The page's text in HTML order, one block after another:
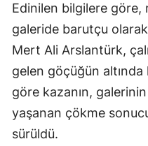
Edinilen bilgilere göre,
galeride barutçu
Mert Ali Arslantürk,
gelen göçüğün altında
göre kazanın,
yaşanan çökme
sürüldü.